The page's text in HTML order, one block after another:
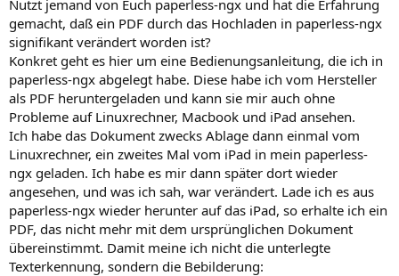
m
Nutzt jemand von Euch paperless-ngx und hat die Erfahrung
gemacht, daß ein PDF durch das Hochladen in paperless-ngx
signifikant verändert worden ist?
Konkret geht es hier um eine Bedienungsanleitung, die ich in
paperless-ngx abgelegt habe. Diese habe ich vom Hersteller
als PDF heruntergeladen und kann sie mir auch ohne
Probleme auf Linuxrechner, Macbook und iPad ansehen.
Ich habe das Dokument zwecks Ablage dann einmal vom
Linuxrechner, ein zweites Mal vom iPad in mein paperless-
ngx geladen. Ich habe es mir dann später dort wieder
angesehen, und was ich sah, war verändert. Lade ich es aus
paperless-ngx wieder herunter auf das iPad, so erhalte ich ein
PDF, das nicht mehr mit dem ursprünglichen Dokument
übereinstimmt. Damit meine ich nicht die unterlegte
Texterkennung, sondern die Bebilderung: